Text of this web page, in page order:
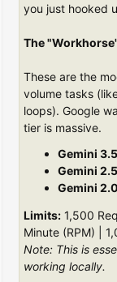
you just hooked
The
These are the
volume tasks
loops). Google
tier is massive.
Gemini
Gemini
Gemini
Limits: 1,500
Minute (RPM) |
Note: This is
working locally.